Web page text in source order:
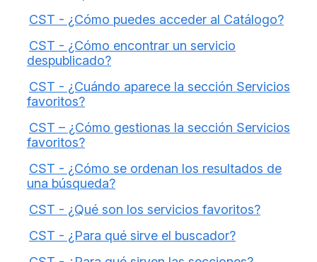
CST - ¿Cómo puedes acceder al Catálogo?
CST - ¿Cómo encontrar un servicio
despublicado?
CST - ¿Cuándo aparece la sección Servicios
favoritos?
CST – ¿Cómo gestionas la sección Servicios
favoritos?
CST - ¿Cómo se ordenan los resultados de
una búsqueda?
CST - ¿Qué son los servicios favoritos?
CST - ¿Para qué sirve el buscador?